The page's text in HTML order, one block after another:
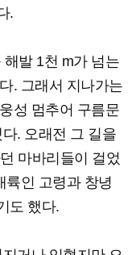
.
해발 1천 m가 넘는
. 그래서 지나가는
성 멈추어 구름문
. 오래전 그 길을
마바리들이 걸었
륙인 고령과 창녕
도 했다.